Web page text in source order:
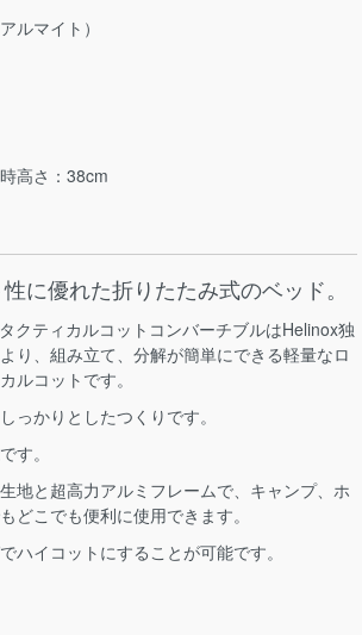
ルマイト）
高さ：38cm
に優れた折りたたみ式のベッド。
クティカルコットコンバーチブルはHelinox独
り、組み立て、分解が簡単にできる軽量なロ
ルコットです。
っかりとしたつくりです。
す。
地と超高力アルミフレームで、キャンプ、ホ
どこでも便利に使用できます。
ハイコットにすることが可能です。